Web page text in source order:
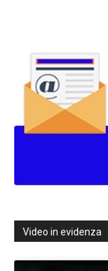
Video in evidenza